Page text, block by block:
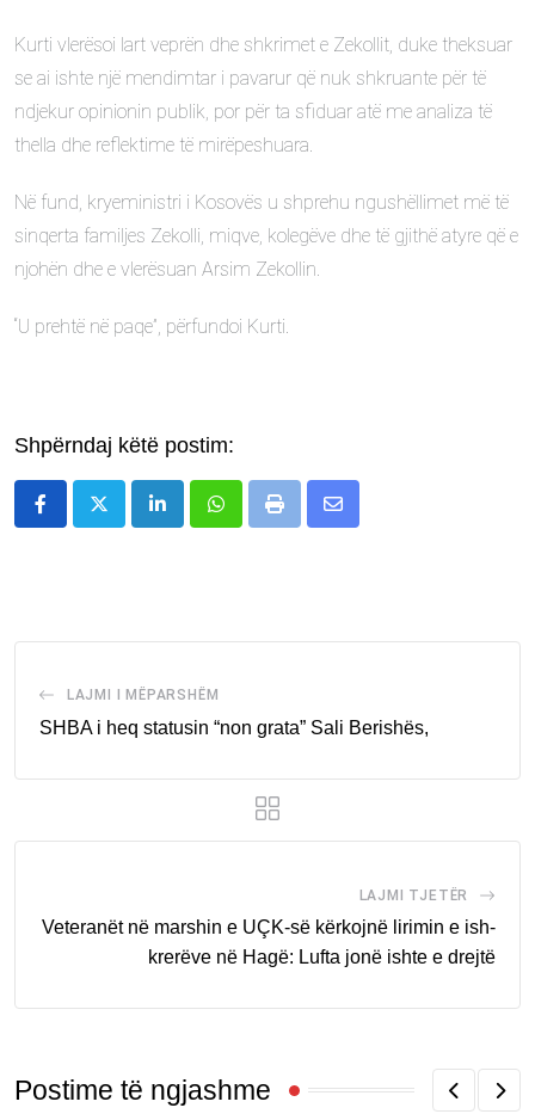
Kurti vlerësoi lart veprën dhe shkrimet e Zekollit, duke theksuar
se ai ishte një mendimtar i pavarur që nuk shkruante për të
ndjekur opinionin publik, por për ta sfiduar atë me analiza të
thella dhe reflektime të mirëpeshuara.
Në fund, kryeministri i Kosovës u shprehu ngushëllimet më të
sinqerta familjes Zekolli, miqve, kolegëve dhe të gjithë atyre që e
njohën dhe e vlerësuan Arsim Zekollin.
“U prehtë në paqe”, përfundoi Kurti.
Shpërndaj këtë postim:
LinkedInWhatsappPrint
Share
LAJMI I MËPARSHËM
SHBA i heq statusin “non grata” Sali Berishës,
LAJMI TJETËR
Veteranët në marshin e UÇK-së kërkojnë lirimin e ish-
krerëve në Hagë: Lufta jonë ishte e drejtë
Postime të ngjashme